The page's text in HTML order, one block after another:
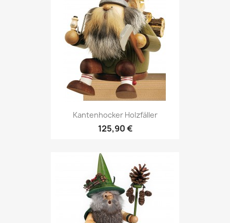
Kantenhocker Holzfäller
125,90 €